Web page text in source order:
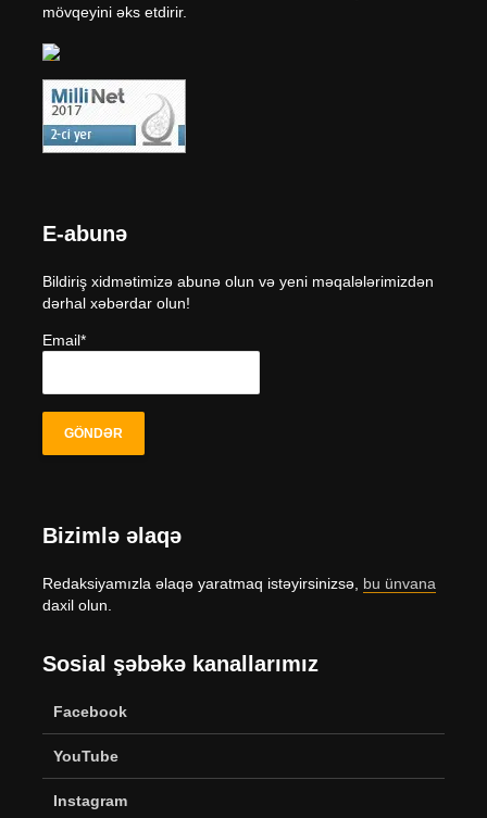
mövqeyini əks etdirir.
E-abunə
Bildiriş xidmətimizə abunə olun və yeni məqalələrimizdən
dərhal xəbərdar olun!
Email*
Bizimlə əlaqə
Redaksiyamızla əlaqə yaratmaq istəyirsinizsə, bu ünvana
daxil olun.
Sosial şəbəkə kanallarımız
Facebook
YouTube
Instagram